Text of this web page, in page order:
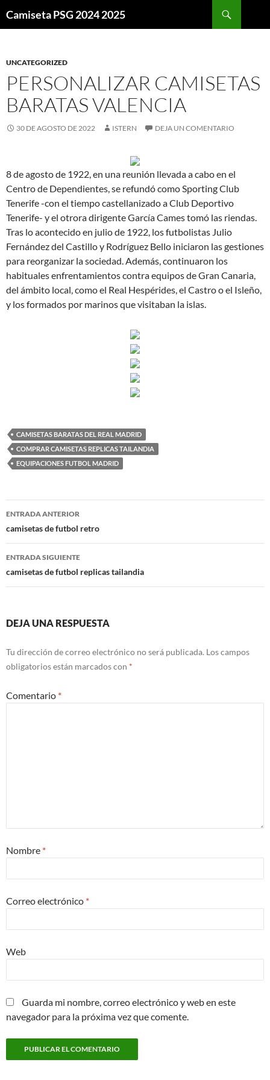
Camiseta PSG 2024 2025
UNCATEGORIZED
PERSONALIZAR CAMISETAS
BARATAS VALENCIA
30 DE AGOSTO DE 2022 ISTERN DEJA UN COMENTARIO
8 de agosto de 1922, en una reunión llevada a cabo en el
Centro de Dependientes, se refundó como Sporting Club
Tenerife -con el tiempo castellanizado a Club Deportivo
Tenerife- y el otrora dirigente García Cames tomó las riendas.
Tras lo acontecido en julio de 1922, los futbolistas Julio
Fernández del Castillo y Rodríguez Bello iniciaron las gestiones
para reorganizar la sociedad. Además, continuaron los
habituales enfrentamientos contra equipos de Gran Canaria,
del ámbito local, como el Real Hespérides, el Castro o el Isleño,
y los formados por marinos que visitaban la islas.
CAMISETAS BARATAS DEL REAL MADRID
COMPRAR CAMISETAS REPLICAS TAILANDIA
EQUIPACIONES FUTBOL MADRID
Navegación
de
entradas
ENTRADA ANTERIOR
camisetas de futbol retro
ENTRADA SIGUIENTE
camisetas de futbol replicas tailandia
DEJA UNA RESPUESTA
Tu dirección de correo electrónico no será publicada. Los campos
obligatorios están marcados con *
Comentario *
Nombre *
Correo electrónico *
Web
Guarda mi nombre, correo electrónico y web en este
navegador para la próxima vez que comente.